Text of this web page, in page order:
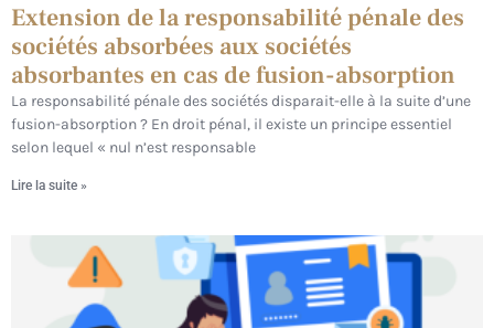
Extension de la responsabilité pénale des
sociétés absorbées aux sociétés
absorbantes en cas de fusion-absorption
La responsabilité pénale des sociétés disparait-elle à la suite d’une
fusion-absorption ? En droit pénal, il existe un principe essentiel
selon lequel « nul n’est responsable
Lire la suite »